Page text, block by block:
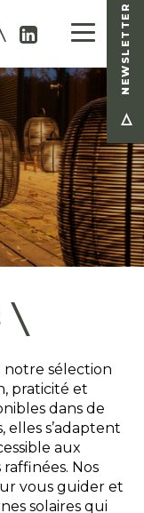
NEWSLETTER
notre sélection
praticité et
dans de
elles s’adaptent
aux
Nos
vous guider et
solaires qui